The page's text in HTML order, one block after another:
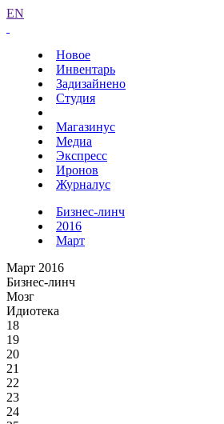
EN
Новое
Инвентарь
Задизайнено
Студия
Магазинус
Медиа
Экспресс
Иронов
Журналус
Бизнес-линч
2016
Март
Март 2016
Бизнес-линч
Мозг
Идиотека
18
19
20
21
22
23
24